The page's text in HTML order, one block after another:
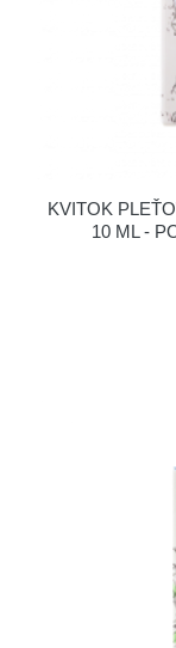
KVITOK
10 ML -